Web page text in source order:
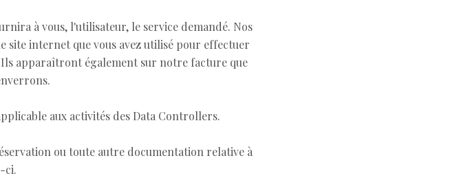
à vous, l'utilisateur, le service demandé. Nos
site internet que vous avez utilisé pour effectuer
apparaîtront également sur notre facture que
aux activités des Data Controllers.
ou toute autre documentation relative à
ci.